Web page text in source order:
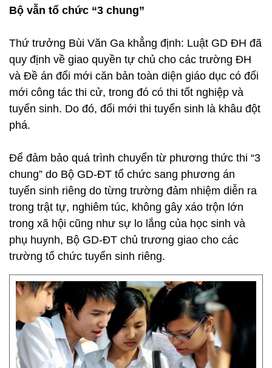
Bộ vẫn tổ chức “3 chung”
Thứ trưởng Bùi Văn Ga khẳng định: Luật GD ĐH đã
quy định về giao quyền tự chủ cho các trường ĐH
và Đề án đổi mới căn bản toàn diện giáo dục có đổi
mới công tác thi cử, trong đó có thi tốt nghiệp và
tuyển sinh. Do đó, đổi mới thi tuyển sinh là khâu đột
phá.
Để đảm bảo quá trình chuyển từ phương thức thi “3
chung” do Bộ GD-ĐT tổ chức sang phương án
tuyển sinh riêng do từng trường đảm nhiệm diễn ra
trong trật tự, nghiêm túc, không gây xáo trộn lớn
trong xã hội cũng như sự lo lắng của học sinh và
phụ huynh, Bộ GD-ĐT chủ trương giao cho các
trường tổ chức tuyển sinh riêng.